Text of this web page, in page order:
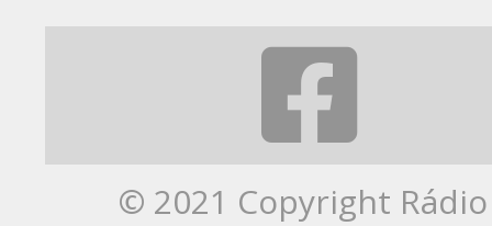
© 2021 Copyright